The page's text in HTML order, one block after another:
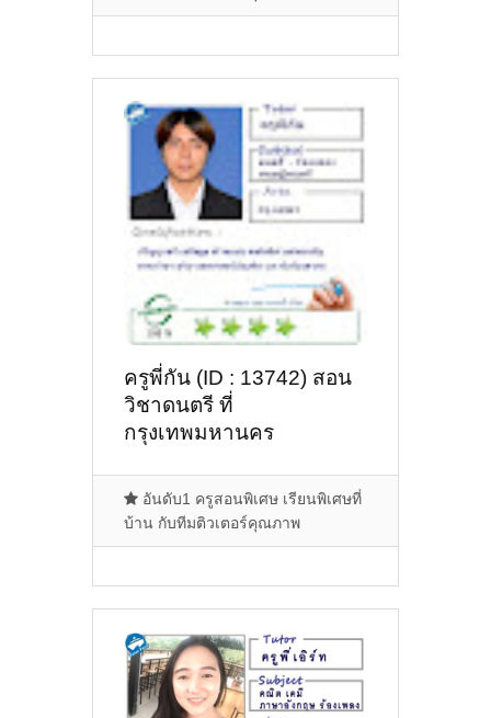
ครูพี่กัน (ID : 13742) สอน
วิชาดนตรี ที่
กรุงเทพมหานคร
อันดับ1 ครูสอนพิเศษ เรียนพิเศษที่
บ้าน กับทีมติวเตอร์คุณภาพ